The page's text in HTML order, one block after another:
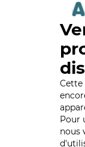
Cette
Pour
nous